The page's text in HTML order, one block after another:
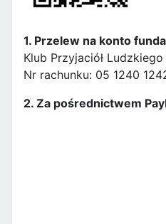
1. Przelew na konto
Klub Przyjaciół
Nr rachunku: 05 1240
2. Za pośrednictwem